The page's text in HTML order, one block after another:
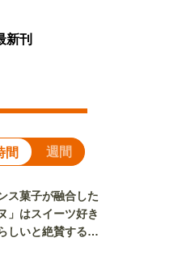
新刊
間 週間
ス菓子が融合した
」はスイーツ好き
しいと絶賛する逸